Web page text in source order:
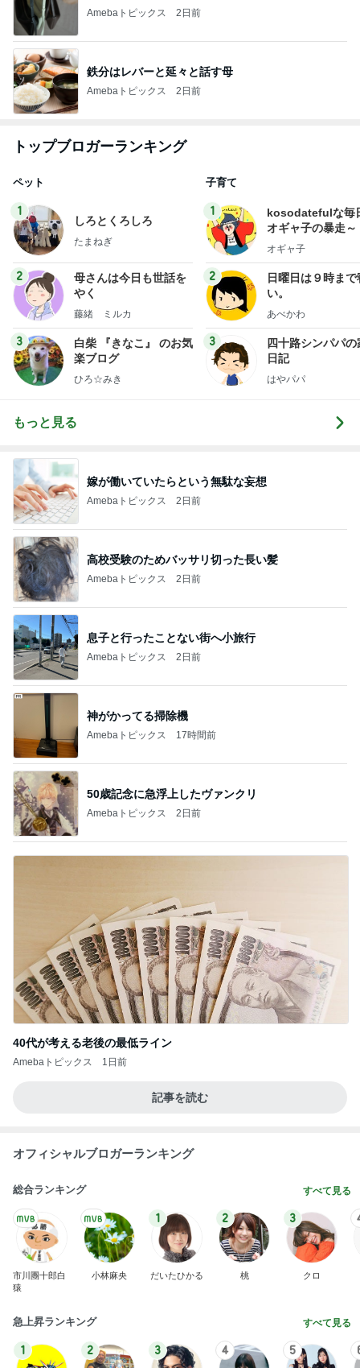
Amebaトピックス 2日前
鉄分はレバーと延々と話す母
Amebaトピックス 2日前
トップブロガーランキング
ペット
1
しろとくろしろ
たまねぎ
2
母さんは今日も世話を
やく
藤緒 ミルカ
3
白柴 『きなこ』 のお気
楽ブログ
ひろ☆みき
子育て
1
kosodatefulな毎
オギャ子の暴走～
オギャ子
2
日曜日は９時まで
い。
あべかわ
3
四十路シンパパの
日記
はやパパ
もっと見る
嫁が働いていたらという無駄な妄想
Amebaトピックス 2日前
高校受験のためバッサリ切った長い髪
Amebaトピックス 2日前
息子と行ったことない街へ小旅行
Amebaトピックス 2日前
神がかってる掃除機
Amebaトピックス 17時間前
50歳記念に急浮上したヴァンクリ
Amebaトピックス 2日前
40代が考える老後の最低ライン
Amebaトピックス 1日前
記事を読む
オフィシャルブロガーランキング
総合ランキング すべて見る
市川團十郎白
猿
小林麻央
1
だいたひかる
2
桃
3
クロ
急上昇ランキング すべて見る
1 2 3 4 5